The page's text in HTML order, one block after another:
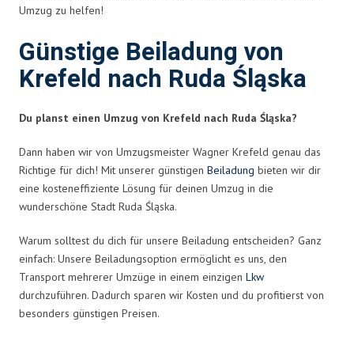
Umzug zu helfen!
Günstige Beiladung von
Krefeld nach Ruda Śląska
Du planst einen Umzug von Krefeld nach Ruda Śląska?
Dann haben wir von Umzugsmeister Wagner Krefeld genau das
Richtige für dich! Mit unserer günstigen Beiladung bieten wir dir
eine kosteneffiziente Lösung für deinen Umzug in die
wunderschöne Stadt Ruda Śląska.
Warum solltest du dich für unsere Beiladung entscheiden? Ganz
einfach: Unsere Beiladungsoption ermöglicht es uns, den
Transport mehrerer Umzüge in einem einzigen Lkw
durchzuführen. Dadurch sparen wir Kosten und du profitierst von
besonders günstigen Preisen.